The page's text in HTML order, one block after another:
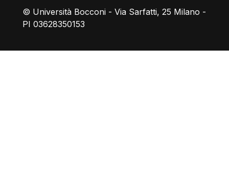
© Università Bocconi - Via Sarfatti, 25 Milano -
PI 03628350153